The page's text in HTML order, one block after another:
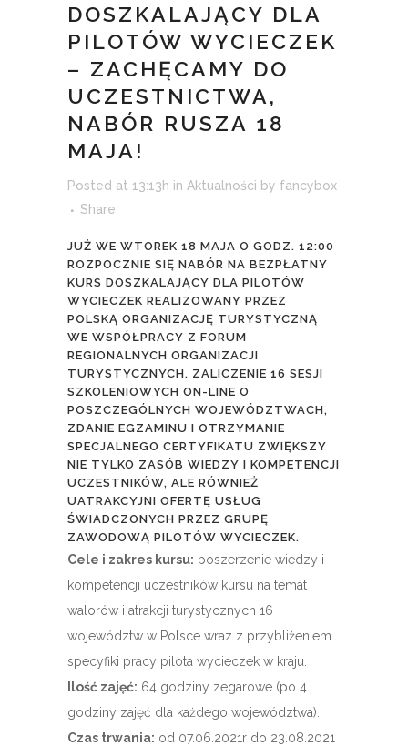
DOSZKALAJĄCY DLA
PILOTÓW WYCIECZEK
– ZACHĘCAMY DO
UCZESTNICTWA,
NABÓR RUSZA 18
MAJA!
Posted at 13:13h in Aktualności by fancybox
Share
JUŻ WE WTOREK 18 MAJA O GODZ. 12:00
ROZPOCZNIE SIĘ NABÓR NA BEZPŁATNY
KURS DOSZKALAJĄCY DLA PILOTÓW
WYCIECZEK REALIZOWANY PRZEZ
POLSKĄ ORGANIZACJĘ TURYSTYCZNĄ
WE WSPÓŁPRACY Z FORUM
REGIONALNYCH ORGANIZACJI
TURYSTYCZNYCH. ZALICZENIE 16 SESJI
SZKOLENIOWYCH ON-LINE O
POSZCZEGÓLNYCH WOJEWÓDZTWACH,
ZDANIE EGZAMINU I OTRZYMANIE
SPECJALNEGO CERTYFIKATU ZWIĘKSZY
NIE TYLKO ZASÓB WIEDZY I KOMPETENCJI
UCZESTNIKÓW, ALE RÓWNIEŻ
UATRAKCYJNI OFERTĘ USŁUG
ŚWIADCZONYCH PRZEZ GRUPĘ
ZAWODOWĄ PILOTÓW WYCIECZEK.
Cele i zakres kursu: poszerzenie wiedzy i
kompetencji uczestników kursu na temat
walorów i atrakcji turystycznych 16
województw w Polsce wraz z przybliżeniem
specyfiki pracy pilota wycieczek w kraju.
Ilość zajęć: 64 godziny zegarowe (po 4
godziny zajęć dla każdego województwa).
Czas trwania: od 07.06.2021r do 23.08.2021